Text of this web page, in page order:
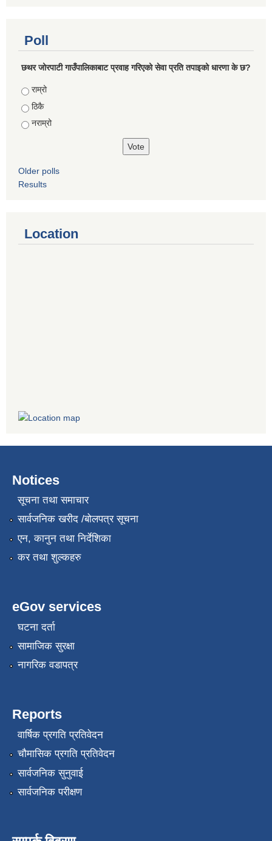
Poll
छथर जोरपाटी गाउँपालिकाबाट प्रवाह गरिएको सेवा प्रति तपाइको धारणा के छ?
Choices
राम्रो
ठिकै
नराम्रो
Older polls
Results
Location
Notices
सूचना तथा समाचार
सार्वजनिक खरीद /बोलपत्र सूचना
एन, कानुन तथा निर्देशिका
कर तथा शुल्कहरु
eGov services
घटना दर्ता
सामाजिक सुरक्षा
नागरिक वडापत्र
Reports
वार्षिक प्रगति प्रतिवेदन
चौमासिक प्रगति प्रतिवेदन
सार्वजनिक सुनुवाई
सार्वजनिक परीक्षण